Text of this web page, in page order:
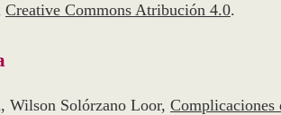
Creative Commons Atribución 4.0.
Wilson Solórzano Loor, Complicaciones